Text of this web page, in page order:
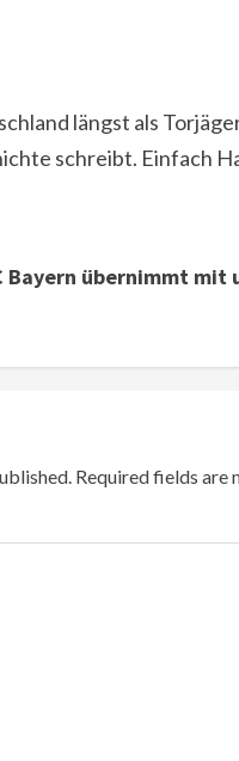
längst als
schreibt. Einfach
Bayern übernimmt
Required fields are